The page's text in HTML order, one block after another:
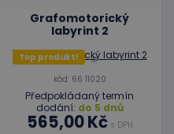
Grafomotorický
labyrint 2
Top produkt!
kód: 66 11020
Předpokládaný termín
dodání: do 5 dnů
565,00 Kčs DPH